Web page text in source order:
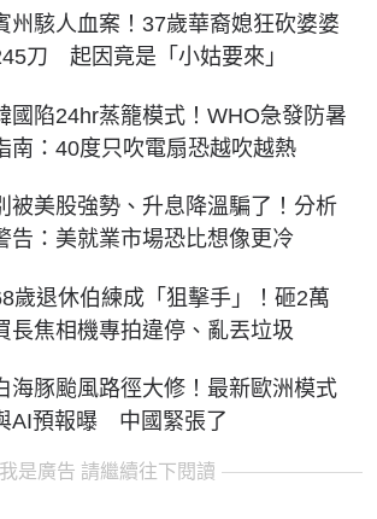
州駭人血案！37歲華裔媳狂砍婆婆
刀 起因竟是「小姑要來」
國陷24hr蒸籠模式！WHO急發防暑
南：40度只吹電扇恐越吹越熱
被美股強勢、升息降溫騙了！分析
告：美就業市場恐比想像更冷
歲退休伯練成「狙擊手」！砸2萬
長焦相機專拍違停、亂丟垃圾
海豚颱風路徑大修！最新歐洲模式
AI預報曝 中國緊張了
我是廣告 請繼續往下閱讀